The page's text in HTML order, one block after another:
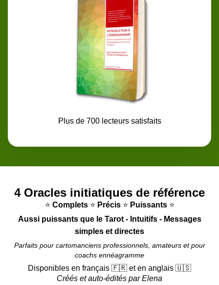
Plus de 700 lecteurs satisfaits
4 Oracles initiatiques de référence
⭐ Complets⭐ Précis ⭐ Puissants⭐
Aussi puissants que le Tarot - Intuitifs - Messages
simples et directes
Parfaits pour cartomanciens professionnels, amateurs et pour
coachs ennéagramme
Disponibles en français 🇫🇷 et en anglais 🇺🇸
Créés et auto-édités par Elena